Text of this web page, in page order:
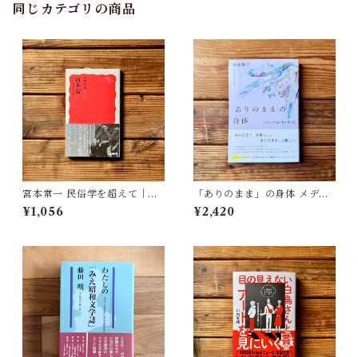
同じカテゴリの商品
宮本常一 民俗学を超えて｜木
村 哲也
¥1,056
「ありのまま」の身体 メディ
アが描く私の見た目 | 藤嶋 陽
子(著)
¥2,420